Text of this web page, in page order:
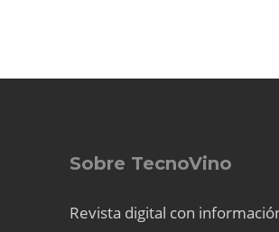
Sobre TecnoVino
Revista digital con